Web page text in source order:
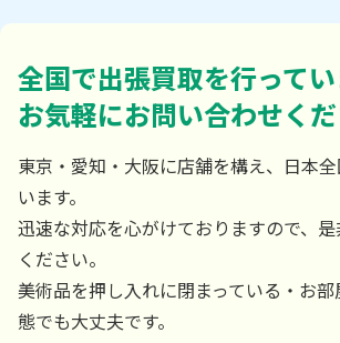
全国で出張買取を行って
お気軽にお問い合わせく
東京・愛知・大阪に店舗を構え、日本
います。
迅速な対応を心がけておりますので、
ください。
美術品を押し入れに閉まっている・お
態でも大丈夫です。